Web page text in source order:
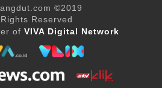
©2019
Reserved
of VIVA Digital Network